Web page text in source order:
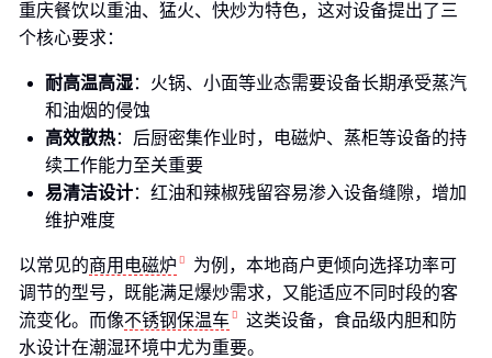
重庆餐饮以重油、猛火、快炒为特色，这对设备提出了三
个核心要求：
耐高温高湿：火锅、小面等业态需要设备长期承受蒸汽
和油烟的侵蚀
高效散热：后厨密集作业时，电磁炉、蒸柜等设备的持
续工作能力至关重要
易清洁设计：红油和辣椒残留容易渗入设备缝隙，增加
维护难度
以常见的商用电磁炉
为例，本地商户更倾向选择功率可
调节的型号，既能满足爆炒需求，又能适应不同时段的客
流变化。而像不锈钢保温车
这类设备，食品级内胆和防
水设计在潮湿环境中尤为重要。